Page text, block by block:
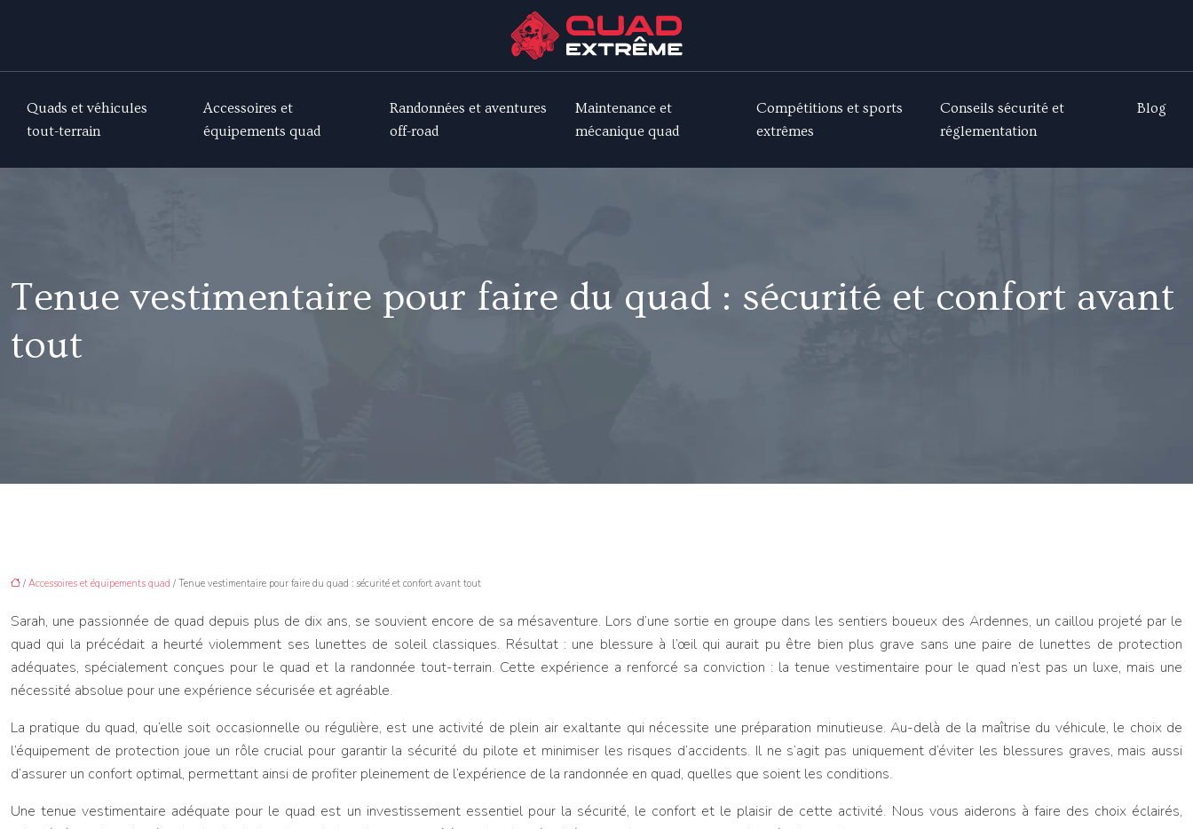
Quads et véhicules
tout-terrain
Accessoires et
équipements quad
Randonnées et aventures
off-road
Maintenance et
mécanique quad
Compétitions et sports
extrêmes
Conseils sécurité et
réglementation
Blog
Tenue vestimentaire pour faire du quad : sécurité et confort avant
tout
/ Accessoires et équipements quad / Tenue vestimentaire pour faire du quad : sécurité et confort avant tout
Sarah, une passionnée de quad depuis plus de dix ans, se souvient encore de sa mésaventure. Lors d’une sortie en groupe dans les sentiers boueux des Ardennes, un caillou projeté par le
quad qui la précédait a heurté violemment ses lunettes de soleil classiques. Résultat : une blessure à l’œil qui aurait pu être bien plus grave sans une paire de lunettes de protection
adéquates, spécialement conçues pour le quad et la randonnée tout-terrain. Cette expérience a renforcé sa conviction : la tenue vestimentaire pour le quad n’est pas un luxe, mais une
nécessité absolue pour une expérience sécurisée et agréable.
La pratique du quad, qu’elle soit occasionnelle ou régulière, est une activité de plein air exaltante qui nécessite une préparation minutieuse. Au-delà de la maîtrise du véhicule, le choix de
l’équipement de protection joue un rôle crucial pour garantir la sécurité du pilote et minimiser les risques d’accidents. Il ne s’agit pas uniquement d’éviter les blessures graves, mais aussi
d’assurer un confort optimal, permettant ainsi de profiter pleinement de l’expérience de la randonnée en quad, quelles que soient les conditions.
Une tenue vestimentaire adéquate pour le quad est un investissement essentiel pour la sécurité, le confort et le plaisir de cette activité. Nous vous aiderons à faire des choix éclairés,